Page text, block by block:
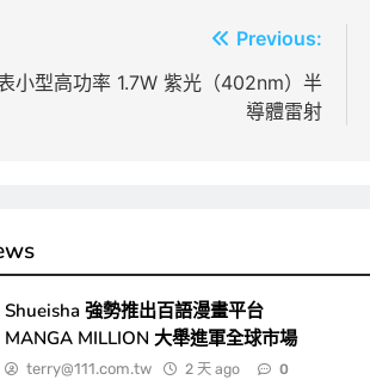
Previous:
小型高功率 1.7W 紫光（402nm）半
導體雷射
Shueisha 強勢推出百語漫畫平台
MANGA MILLION 大舉進軍全球市場
terry@111.com.tw 2 天 ago 0